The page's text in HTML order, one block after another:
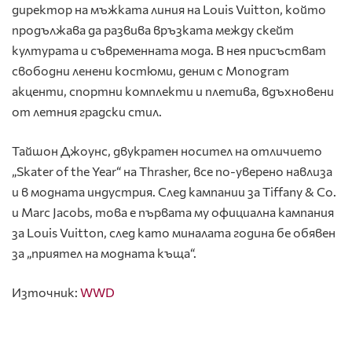
директор на мъжката линия на Louis Vuitton, който
продължава да развива връзката между скейт
културата и съвременната мода. В нея присъстват
свободни ленени костюми, деним с Monogram
акценти, спортни комплекти и плетива, вдъхновени
от летния градски стил.
Тайшон Джоунс, двукратен носител на отличието
„Skater of the Year“ на Thrasher, все по-уверено навлиза
и в модната индустрия. След кампании заTiffany & Co.
и Marc Jacobs, това е първата му официална кампания
за Louis Vuitton, след като миналата година бе обявен
за „приятел на модната къща“.
Източник: WWD